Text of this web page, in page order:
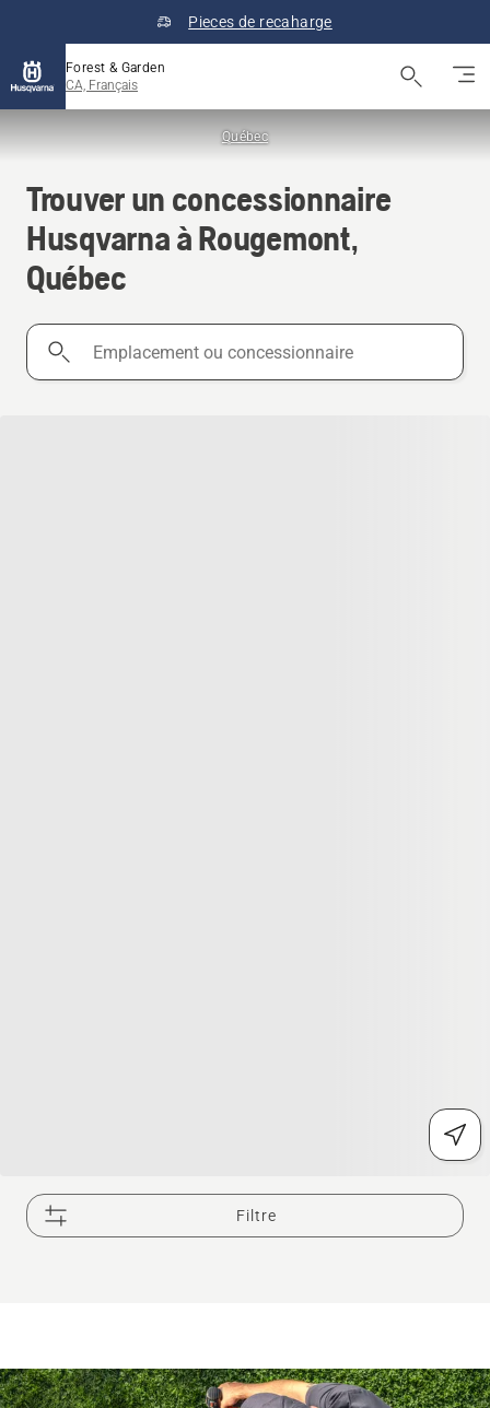
Pieces de recaharge
Forest & Garden
CA, Français
Québec
Trouver un concessionnaire
Husqvarna à Rougemont,
Québec
Emplacement
Filtre